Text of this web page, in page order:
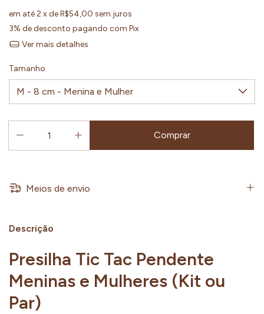
em até2 x deR$54,00 sem juros
3% de desconto pagando com Pix
Ver mais detalhes
Tamanho
Meios de envio
Descrição
Presilha Tic Tac Pendente
Meninas e Mulheres (Kit ou
Par)